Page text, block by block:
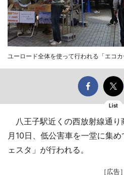
ユーロード全体を使って行われる「エコ
List
八王子駅近くの西放射線通り
月10日、低公害車を一堂に集
ェスタ」が行われる。
［広告］